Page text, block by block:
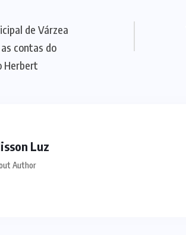
de Várzea
contas do
Herbert
Luz
Author